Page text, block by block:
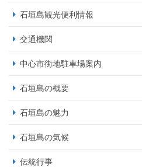
石垣島観光便利情報
交通機関
中心市街地駐車場案内
石垣島の概要
石垣島の魅力
石垣島の気候
伝統行事